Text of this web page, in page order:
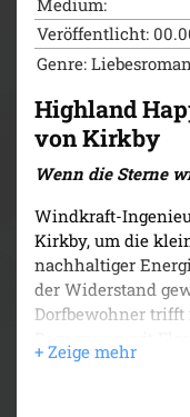
Medium:
Veröffentlicht:
Genre: Liebesroman
Highland
von Kirkby
Wenn die Sterne
Windkraft-
Kirkby, um die
nachhaltiger
der Widerstand
Dorfbewohner
einer kurzen